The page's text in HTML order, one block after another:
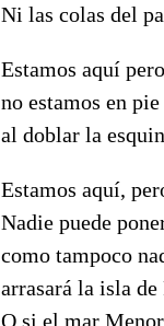
Ni las colas del
Estamos aquí
no estamos en
al doblar la
Estamos aquí,
Nadie puede
como tampoco
arrasará la isla de
O si el mar